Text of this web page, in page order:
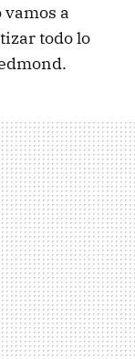
a
todo lo